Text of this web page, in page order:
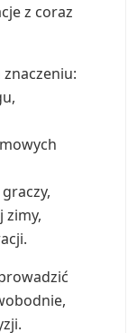
z coraz
znaczeniu:
zimy,